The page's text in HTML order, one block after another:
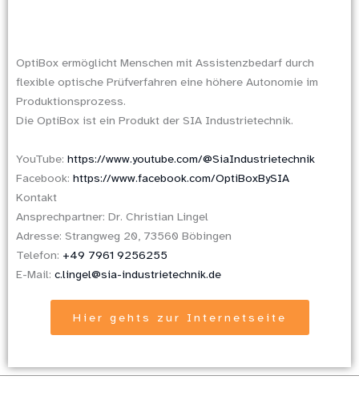
OptiBox ermöglicht Menschen mit Assistenzbedarf durch
flexible optische Prüfverfahren eine höhere Autonomie im
Produktionsprozess.
Die OptiBox ist ein Produkt der SIA Industrietechnik.
YouTube: https://www.youtube.com/@SiaIndustrietechnik
Facebook: https://www.facebook.com/OptiBoxBySIA
Kontakt
Ansprechpartner: Dr. Christian Lingel
Adresse: Strangweg 20, 73560 Böbingen
Telefon: +49 7961 9256255
E-Mail: c.lingel@sia-industrietechnik.de
Hier gehts zur Internetseite